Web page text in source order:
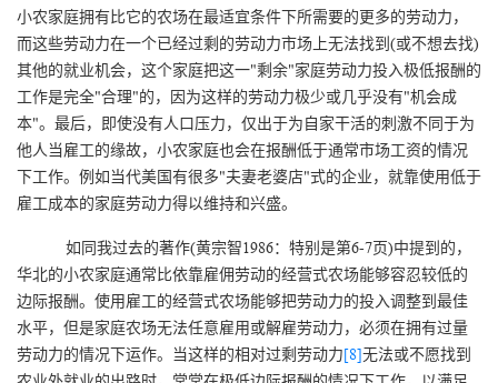
小农家庭拥有比它的农场在最适宜条件下所需要的更多的劳动力，
而这些劳动力在一个已经过剩的劳动力市场上无法找到(或不想去找)
其他的就业机会，这个家庭把这一"剩余"家庭劳动力投入极低报酬的
工作是完全"合理"的，因为这样的劳动力极少或几乎没有"机会成
本"。最后，即使没有人口压力，仅出于为自家干活的刺激不同于为
他人当雇工的缘故，小农家庭也会在报酬低于通常市场工资的情况
下工作。例如当代美国有很多"夫妻老婆店"式的企业，就靠使用低于
雇工成本的家庭劳动力得以维持和兴盛。
如同我过去的著作(黄宗智1986：特别是第6-7页)中提到的，
华北的小农家庭通常比依靠雇佣劳动的经营式农场能够容忍较低的
边际报酬。使用雇工的经营式农场能够把劳动力的投入调整到最佳
水平，但是家庭农场无法任意雇用或解雇劳动力，必须在拥有过量
劳动力的情况下运作。当这样的相对过剩劳动力[8]无法或不愿找到